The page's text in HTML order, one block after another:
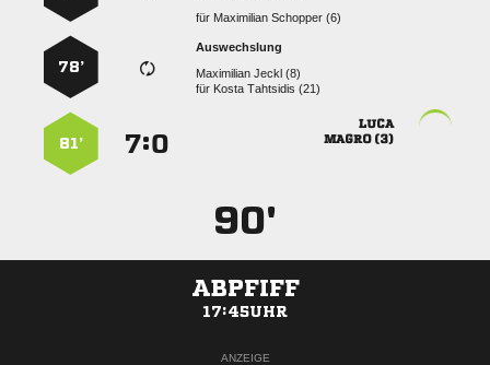
für   
Auswechslung
  
für   
78’

 
:
81’
90'
ABPFIFF
17:45UHR
ANZEIGE